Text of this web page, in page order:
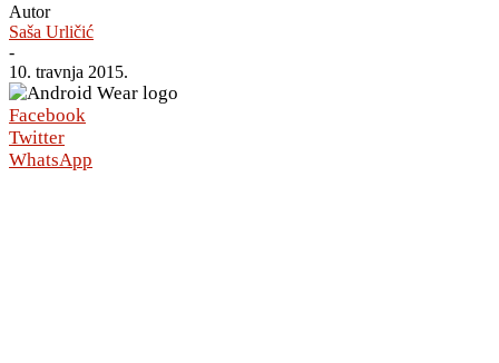
Autor
Saša Urličić
-
10. travnja 2015.
Facebook
Twitter
WhatsApp